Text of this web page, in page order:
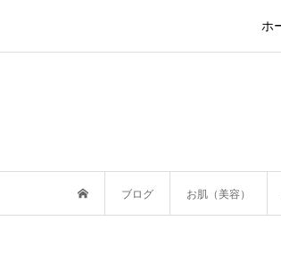
ホ
ブログ お肌（美容）